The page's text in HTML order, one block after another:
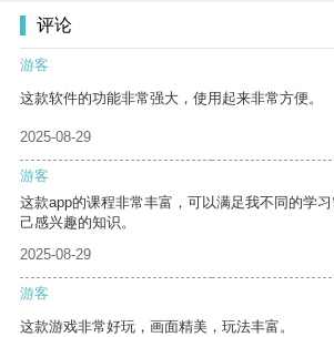
评论
游客
这款软件的功能非常强大，使用起来非常方便。
2025-08-29
游客
这款app的课程非常丰富，可以满足我不同的学
己感兴趣的知识。
2025-08-29
游客
这款游戏非常好玩，画面精美，玩法丰富。